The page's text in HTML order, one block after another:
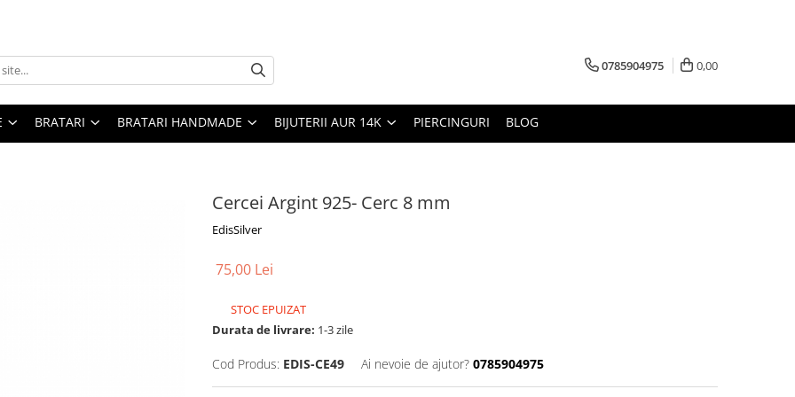
0785904975 0,00
BRATARI BRATARI HANDMADE BIJUTERII AUR 14K PIERCINGURI BLOG
Cercei Argint 925- Cerc 8 mm
EdisSilver
75,00 Lei
STOC EPUIZAT
Durata de livrare: 1-3 zile
Cod Produs: EDIS-CE49 Ai nevoie de ajutor? 0785904975